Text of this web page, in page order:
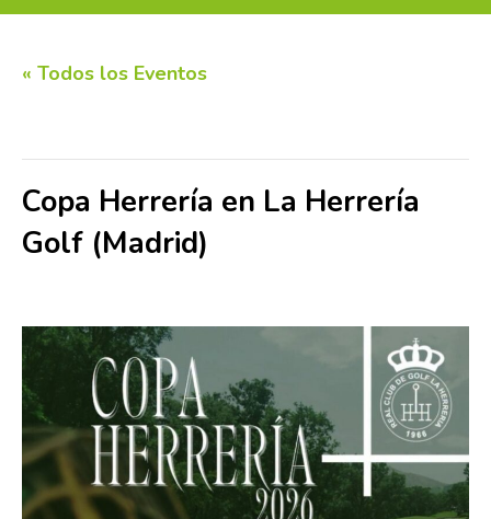
« Todos los Eventos
Copa Herrería en La Herrería
Golf (Madrid)